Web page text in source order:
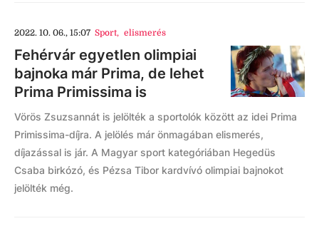
2022. 10. 06., 15:07 Sport, elismerés
Fehérvár egyetlen olimpiai
bajnoka már Prima, de lehet
Prima Primissima is
Vörös Zsuzsannát is jelölték a sportolók között az idei Prima
Primissima-díjra. A jelölés már önmagában elismerés,
díjazással is jár. A Magyar sport kategóriában Hegedüs
Csaba birkózó, és Pézsa Tibor kardvívó olimpiai bajnokot
jelölték még.